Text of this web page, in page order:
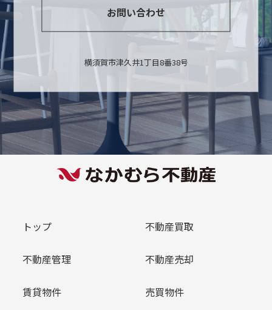
お問い合わせ
横須賀市津久井1丁目8番38号
トップ 不動産買取
不動産管理 不動産売却
賃貸物件 売買物件